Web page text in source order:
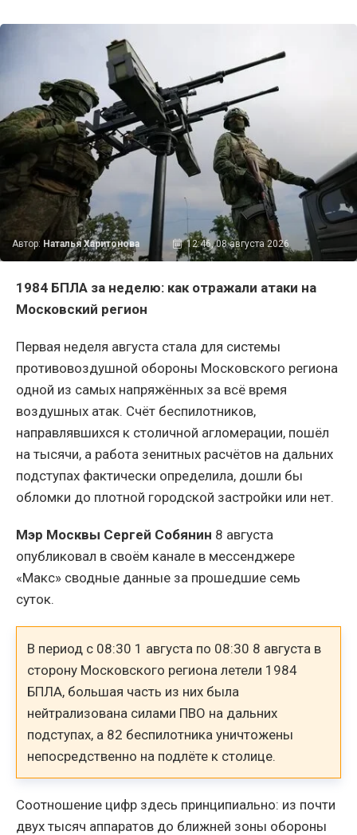
Автор: Наталья Харитонова 12:46, 08 августа 2026
1984 БПЛА за неделю: как отражали атаки на
Московский регион
Первая неделя августа стала для системы
противовоздушной обороны Московского региона
одной из самых напряжённых за всё время
воздушных атак. Счёт беспилотников,
направлявшихся к столичной агломерации, пошёл
на тысячи, а работа зенитных расчётов на дальних
подступах фактически определила, дошли бы
обломки до плотной городской застройки или нет.
Мэр Москвы Сергей Собянин 8 августа
опубликовал в своём канале в мессенджере
«Макс» сводные данные за прошедшие семь
суток.
В период с 08:30 1 августа по 08:30 8 августа в
сторону Московского региона летели 1984
БПЛА, большая часть из них была
нейтрализована силами ПВО на дальних
подступах, а 82 беспилотника уничтожены
непосредственно на подлёте к столице.
Соотношение цифр здесь принципиально: из почти
двух тысяч аппаратов до ближней зоны обороны